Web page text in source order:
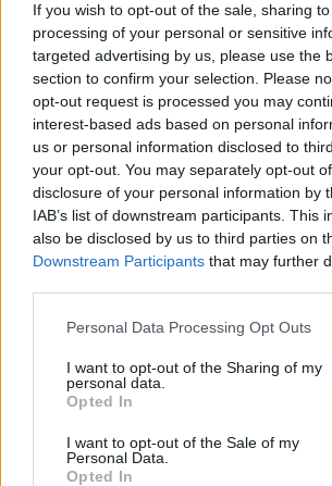
If you wish to opt-out of the sale, sharing
processing of your personal or sensitive
targeted advertising by us, please use the
section to confirm your selection. Please
opt-out request is processed you may
interest-based ads based on personal
us or personal information disclosed to
your opt-out. You may separately opt-out
disclosure of your personal information by
IAB’s list of downstream participants. This
also be disclosed by us to third parties on
Downstream Participants that may further
Please note that this website/app uses one
not limited to your visit or usage behaviour.
grant or deny consent to Google and its
use your data for below specified purposes
consent section.
Personal Data Processing Opt Outs
I want to opt-out of the Sharing of my
personal data.
Opted In
I want to opt-out of the Sale of my
Personal Data.
Opted In
DMSB körverseny-
cikkelyét, amely egyértelműen
versenyzőnek a jármű elhagyása
haladéktalanul a számára kijelölt
helyre kell mennie a
szabályzatban. Mivel ez nem
300 eurós, azaz nagyjából 120
bírságot szabtak ki.
EZEKET IS AJÁNLJUK
Sainzot a Williamsnél